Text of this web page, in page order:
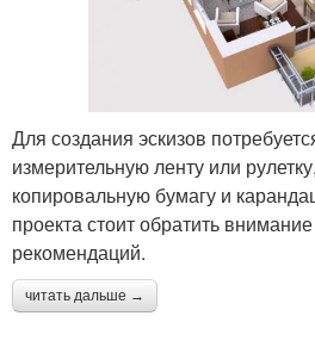
Для создания эскизов
измерительную ленту или
копировальную бумагу и
проекта стоит обратить
рекомендаций.
читать дальше →